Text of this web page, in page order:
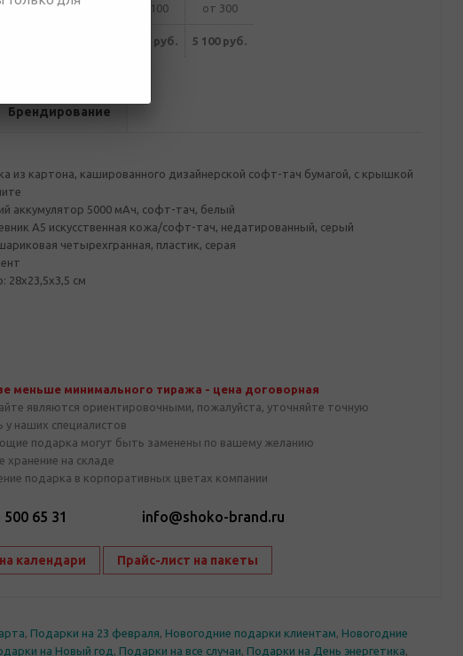
30 от 50 от 100 от 300
5 200 руб. 5 100 руб.
Брендирование
из картона, кашированного дизайнерской софт-тач бумагой, с крышкой
аккумулятор 5000 мAч, софт-тач, белый
А5 искусственная кожа/софт-тач, недатированный, серый
четырехгранная, пластик, серая
28х23,5х3,5 см
меньше минимального тиража - цена договорная
являются ориентировочными, пожалуйста, уточняйте точную
у наших специалистов
подарка могут быть заменены по вашему желанию
хранение на складе
подарка в корпоративных цветах компании
500 65 31 info@shoko-brand.ru
календари Прайс-лист на пакеты
, Подарки на 23 февраля, Новогодние подарки клиентам, Новогодние
на Новый год , Подарки на все случаи, Подарки на День энергетика,